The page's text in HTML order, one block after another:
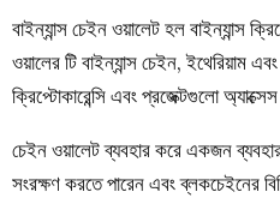
বাইন্যান্স চেইন ওয়ালেট হল বাইন্যান্স
ওয়ালের টি বাইন্যান্স চেইন, ইথেরিয়াম
ক্রিপ্টোকারেন্সি এবং প্রজেক্টগুলো
চেইন ওয়ালেট ব্যবহার করে একজন
সংরক্ষণ করতে পারেন এবং ব্লকচেইনের